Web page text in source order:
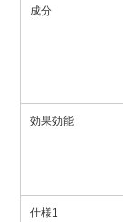
成分
効果効能
仕様1